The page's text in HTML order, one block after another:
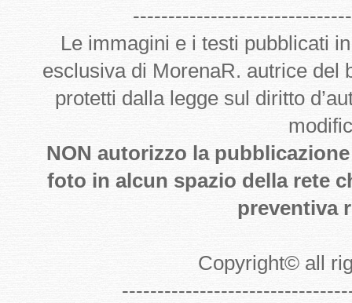
Le immagini e i testi pubblicati
esclusiva di MorenaR. autrice del
protetti dalla legge sul diritto
NON autorizzo la
foto in alcun spazio della rete
preventiva
Copyright© all